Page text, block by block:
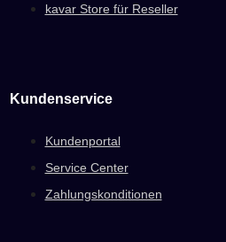
kavar Store für Reseller
Kundenservice
Kundenportal
Service Center
Zahlungskonditionen